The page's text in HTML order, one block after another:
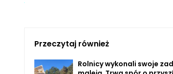
Przeczytaj również
Rolnicy wykonali swoje